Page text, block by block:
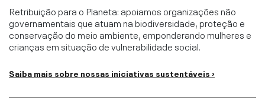
Retribuição para o Planeta: apoiamos organizações não
governamentais que atuam na biodiversidade, proteção e
conservação do meio ambiente, emponderando mulheres e
crianças em situação de vulnerabilidade social.
Saiba mais sobre nossas iniciativas sustentáveis ›